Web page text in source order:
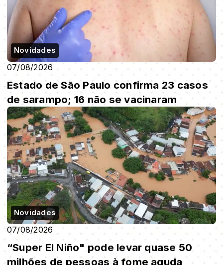
Novidades
07/08/2026
Estado de São Paulo confirma 23 casos
de sarampo; 16 não se vacinaram
Novidades
07/08/2026
“Super El Niño" pode levar quase 50
milhões de pessoas à fome aguda